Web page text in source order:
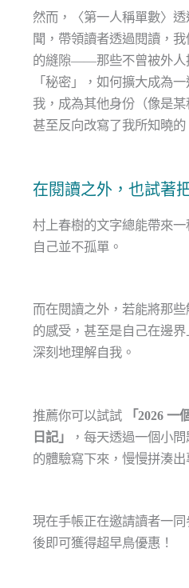
然而，〈第一人稱單數〉
聞，帶領讀者透過閱讀，
的縫隙——那些不曾被外人
「秘密」，如何擴大成為
我，成為其他身份（像是
甚至反向改寫了我所知曉的
在閱讀之外，也試著
村上春樹的文字總能帶來
自己並不孤單。
而在閱讀之外，若能將那
的感受，甚至是自己在邊
深刻地理解自我。
推薦你可以試試
「2026
日記」
，每天透過一個小
的體驗寫下來，慢慢拼湊出
現在手帳正在邀請讀者一
後即可獲得超早鳥優惠！